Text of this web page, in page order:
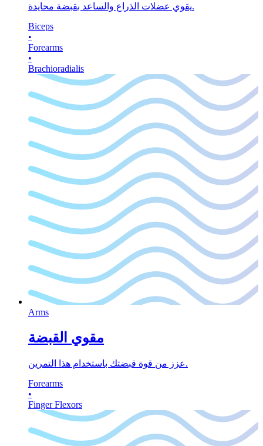
يقوي عضلات الذراع والساعد بقبضة محايدة.
Biceps
•
Forearms
•
Brachioradialis
Arms
مقوي القبضة
عزز من قوة قبضتك باستخدام هذا التمرين.
Forearms
•
Finger Flexors